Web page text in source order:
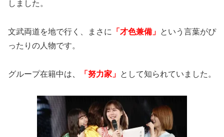
しました。
文武両道を地で行く、まさに 「才色兼備」 という言葉がぴ
ったりの人物です。
グループ在籍中は 「努力家」 として知られていました。